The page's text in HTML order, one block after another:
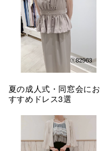
夏の成人式・同窓会にお
すすめドレス3選